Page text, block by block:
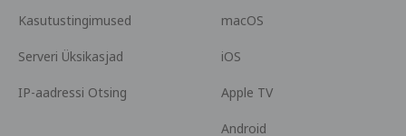
Kasutustingimused
Serveri Üksikasjad
IP-aadressi Otsing
macOS
iOS
Apple TV
Android